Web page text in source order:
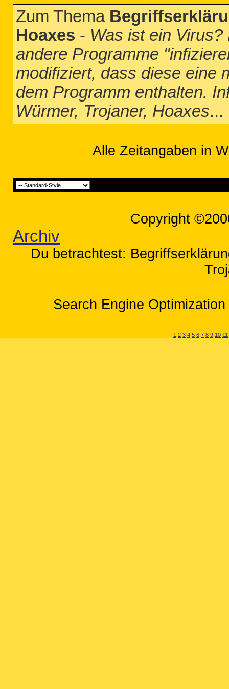
Zum Thema
Hoaxes - Was ist ein
andere Programme
modifiziert, dass diese eine
dem Programm enthalten.
Würmer, Trojaner, Hoaxes...
Alle Zeitangaben in
Copyright
Archiv
Du betrachtest:
Search Engine
1 2 3 4 5 6 7 8 9 10 11